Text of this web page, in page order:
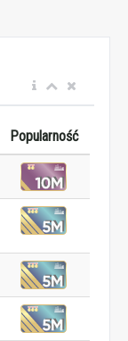
Popularność